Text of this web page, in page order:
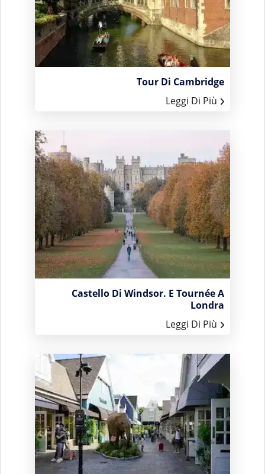
Tour Di Cambridge
Leggi Di Più
Castello Di Windsor. E Tournée A
Londra
Leggi Di Più